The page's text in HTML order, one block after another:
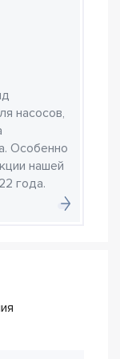
насосов,
Особенно
нашей
года.